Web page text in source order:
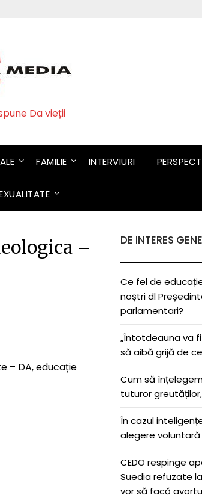
Da vieții
FAMILIE INTERVIURI
–
– DA, educație
DE INTERES
Ce fel de
noștri dl
parlamentari?
„Întotdeauna va
să aibă grijă de
Cum să
tuturor
În cazul
alegere
CEDO respinge
Suedia refuzate
vor să facă